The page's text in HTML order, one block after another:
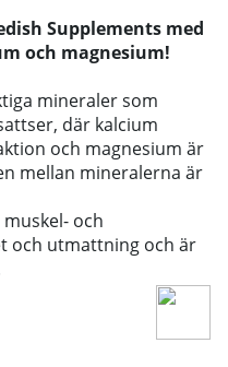
Supplements med
och magnesium!
mineraler som
där kalcium
och magnesium är
mellan mineralerna är
och
och utmattning och är